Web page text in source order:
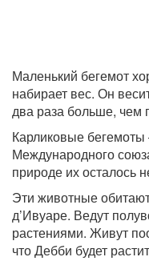
Маленький бегемот
набирает вес. Он
два раза больше, чем
Карликовые
Международного
природе их осталось
Эти животные
д’Ивуаре. Ведут
растениями. Живут
что Дебби будет